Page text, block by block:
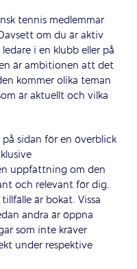
tennis medlemmar
om du är aktiv
i en klubb eller på
är ambitionen att det
kommer olika teman
är aktuellt och vilka
sidan för en överblick
uppfattning om den
och relevant för dig.
är bokat. Vissa
andra är öppna
som inte kräver
under respektive